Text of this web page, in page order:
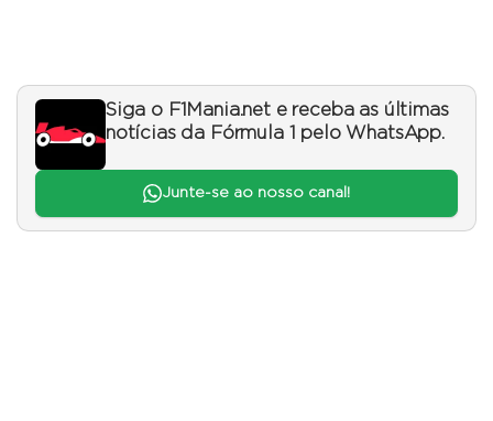
Siga o F1Mania.net e receba as últimas
notícias da Fórmula 1 pelo WhatsApp.
Junte-se ao nosso canal!